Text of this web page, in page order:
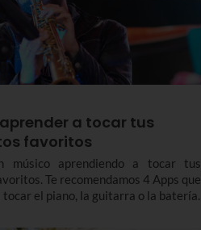
a tocar tus
favoritos
músico aprendiendo a tocar tus
Te recomendamos 4 Apps que
el piano, la guitarra o la batería.